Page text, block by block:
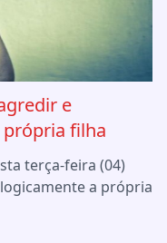
e
filha
terça-feira (04)
a própria